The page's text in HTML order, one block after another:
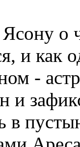
о
и как
-
и
в